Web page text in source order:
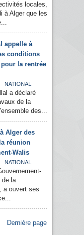
locales,
à Alger que les
appelle à
conditions
la rentrée
NATIONAL
a déclaré
de la
des...
Alger des
réunion
Walis
NATIONAL
de la
a ouvert ses
Dernière page